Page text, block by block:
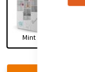
Mint